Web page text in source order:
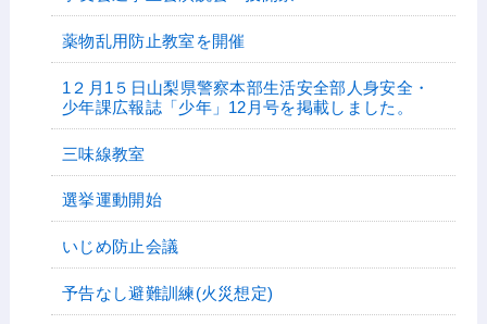
薬物乱用防止教室を開催
1２月1５日山梨県警察本部生活安全部人身安全・
少年課広報誌「少年」12月号を掲載しました。
三味線教室
選挙運動開始
いじめ防止会議
予告なし避難訓練(火災想定)